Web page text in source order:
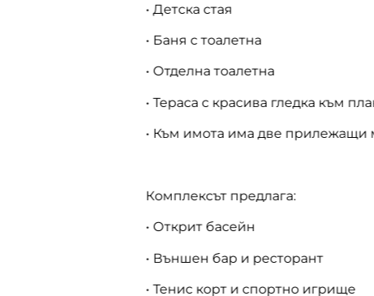
• Детска стая
• Баня с тоалетна
• Отделна тоалетна
• Тераса с красива гледка към
• Към имота има две прилежащи
Комплексът предлага:
• Открит басейн
• Външен бар и ресторант
• Тенис корт и спортно игрище